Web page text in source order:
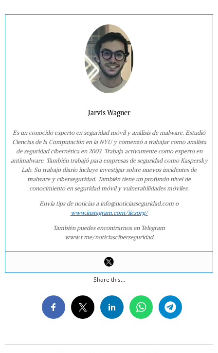
Jarvis Wagner
Es un conocido experto en seguridad móvil y análisis de malware. Estudió
Ciencias de la Computación en la NYU y comenzó a trabajar como analista
de seguridad cibernética en 2003. Trabaja activamente como experto en
antimalware. También trabajó para empresas de seguridad como Kaspersky
Lab. Su trabajo diario incluye investigar sobre nuevos incidentes de
malware y ciberseguridad. También tiene un profundo nivel de
conocimiento en seguridad móvil y vulnerabilidades móviles.
Envía tips de noticias a info@noticiasseguridad.com o
www.instagram.com/iicsorg/
También puedes encontrarnos en Telegram
www.t.me/noticiasciberseguridad
Share this...